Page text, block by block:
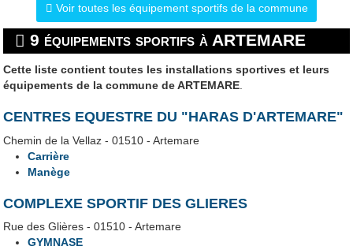
Voir toutes les équipement sportifs de la commune
9 équipements sportifs à ARTEMARE
Cette liste contient toutes les installations sportives et leurs
équipements de la commune de ARTEMARE.
CENTRES EQUESTRE DU "HARAS D'ARTEMARE"
Chemin de la Vellaz - 01510 - Artemare
Carrière
Manège
COMPLEXE SPORTIF DES GLIERES
Rue des Glières - 01510 - Artemare
GYMNASE